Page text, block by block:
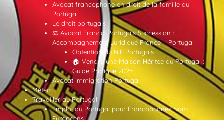
Avocat francophone en droit de la famille au
Portugal
Le droit portugais
⚖️ Avocat Franco-Portugais Succession :
Accompagnement Juridique France – Portugal
Obtention du NIF Portugais
🏠 Vendre une Maison Héritée au Portugal :
Guide Pratique 2025
Avocat immigration Portugal
Météo
Travailler au Portugal
Emploi au Portugal pour Francophones Non-